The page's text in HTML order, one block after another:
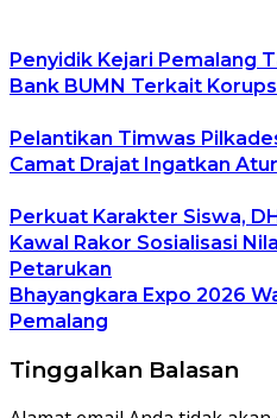
Penyidik Kejari Pemalang
Bank BUMN Terkait
Pelantikan Timwas
Camat Drajat Ingatkan
Perkuat Karakter Siswa,
Kawal Rakor Sosialisasi
Petarukan
Bhayangkara Expo 2026
Pemalang
Tinggalkan Balasan